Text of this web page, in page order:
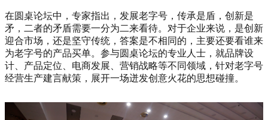
在圆桌论坛中，专家指出，发展老字号，传承是盾，创新是
矛，二者的矛盾需要一分为二来看待。对于企业来说，是创新
迎合市场，还是坚守传统，答案是不相同的，主要还要看谁来
为老字号的产品买单。参与圆桌论坛的专业人士，就品牌设
计、产品定位、电商发展、营销战略等不同领域，针对老字号
经营生产建言献策，展开一场迸发创意火花的思想碰撞。